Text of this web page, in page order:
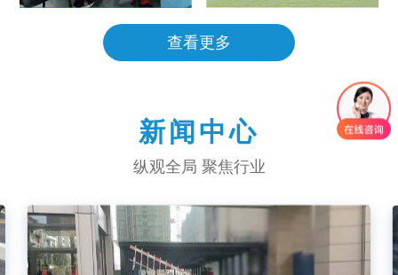
查看更多
新闻中心
纵观全局 聚焦行业